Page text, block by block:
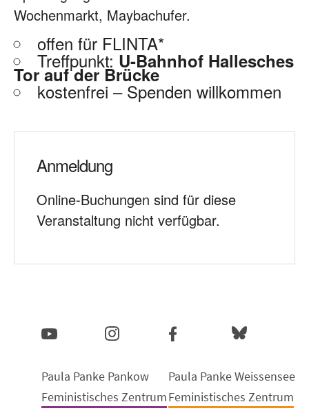
Wochenmarkt, Maybachufer.
offen für FLINTA*
Treffpunkt: U-Bahnhof Hallesches
Tor auf der Brücke
kostenfrei – Spenden willkommen
Anmeldung
Online-Buchungen sind für diese
Veranstaltung nicht verfügbar.
Paula Panke Pankow
Feministisches Zentrum
Paula Panke Weissensee
Feministisches Zentrum